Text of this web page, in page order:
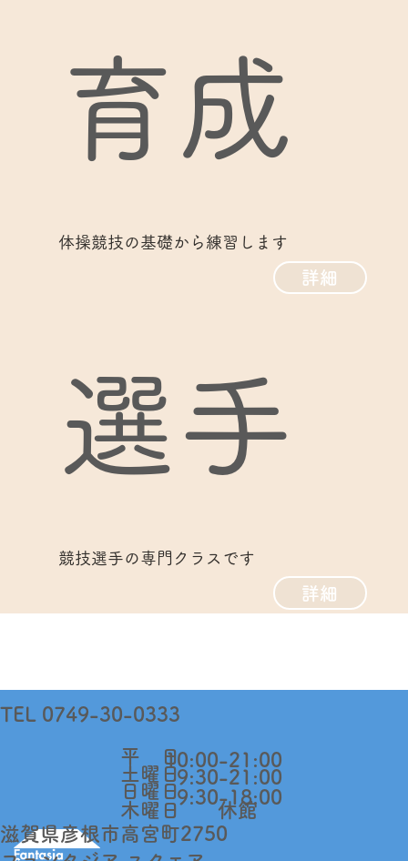
育成
体操競技の基礎から練習します
詳細
選手
競技選手の専門クラスです
詳細
​滋賀県彦根市高宮町2750
​平 日
​土曜日
日曜日
木曜日
9:30-21:00
10:00-21:00
9:30-18:00​
休館
TEL 0749-30-0333